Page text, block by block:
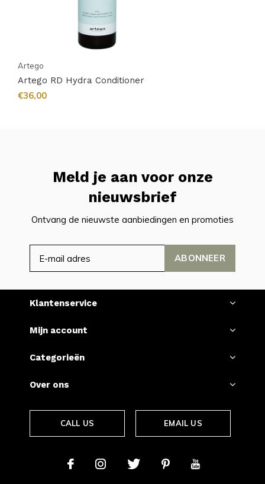
Artego
Artego RD Hydra Conditioner
€36,00
Meld je aan voor onze
nieuwsbrief
Ontvang de nieuwste aanbiedingen en promoties
ABONNEER
Klantenservice
Mijn account
Categorieën
Over ons
CALL US EMAIL US